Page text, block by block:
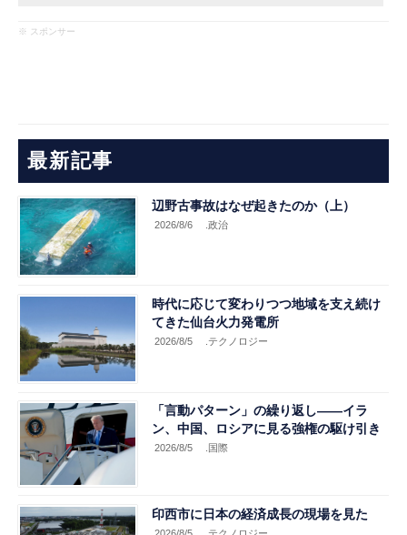
※ スポンサー
最新記事
辺野古事故はなぜ起きたのか（上）
2026/8/6 .政治
時代に応じて変わりつつ地域を支え続け
てきた仙台火力発電所
2026/8/5 .テクノロジー
「言動パターン」の繰り返し――イラ
ン、中国、ロシアに見る強権の駆け引き
2026/8/5 .国際
印西市に日本の経済成長の現場を見た